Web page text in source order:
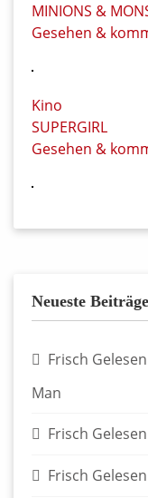
MINIONS &
Gesehen &
Kino
SUPERGIRL
Gesehen &
Neueste Beiträge
Frisch
Man
Frisch
Frisch